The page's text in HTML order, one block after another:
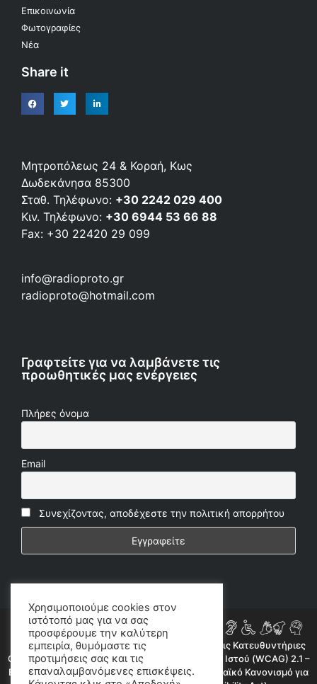
Επικοινωνία
Φωτογραφίες
Νέα
Share it
Μητροπόλεως 24 & Κοραή, Κως
Δωδεκάνησα 85300
Σταθ. Τηλέφωνο: +30 2242 029 400
Κιν. Τηλέφωνο: +30 6944 53 66 88
Fax: +30 22420 29 099
info@radioproto.gr
radioproto@hotmail.com
Γραφτείτε για να λαμβάνετε τις
προωθητικές μας ενέργειες
Πλήρες όνομα
Email
Συνεχίζοντας, αποδέχεστε την πολιτική απορρήτου
Η ιστοσελίδα μας συμμορφώνεται εν μέρει με τις Κατευθυντήριες
Οδηγίες για την Προσβασιμότητα Περιεχομένου Ιστού (WCAG) 2.1 –
Επίπεδο AA, όπως προβλέπεται από τον Ευρωπαϊκό Κανονισμό για
Χρησιμοποιούμε cookies στον
ιστότοπό μας για να σας
προσφέρουμε την καλύτερη
εμπειρία, θυμόμαστε τις
προτιμήσεις σας και τις
επαναλαμβανόμενες επισκέψεις.